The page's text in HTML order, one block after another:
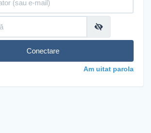
Conectare
Am uitat parola